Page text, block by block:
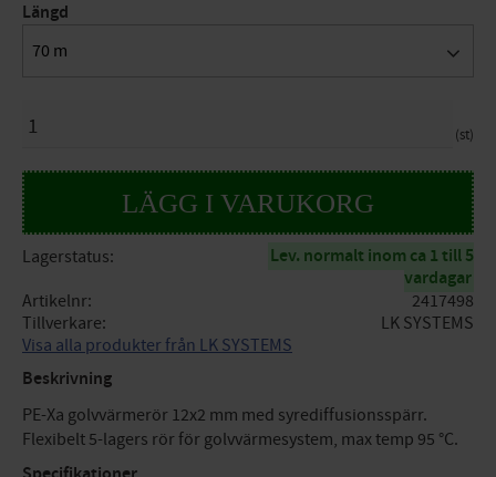
Längd
70 m
st
Lagerstatus
Lev. normalt inom ca 1 till 5
vardagar
Artikelnr
2417498
Tillverkare
LK SYSTEMS
Visa alla produkter från LK SYSTEMS
Beskrivning
PE-Xa golvvärmerör 12x2 mm med syrediffusionsspärr.
Flexibelt 5-lagers rör för golvvärmesystem, max temp 95 °C.